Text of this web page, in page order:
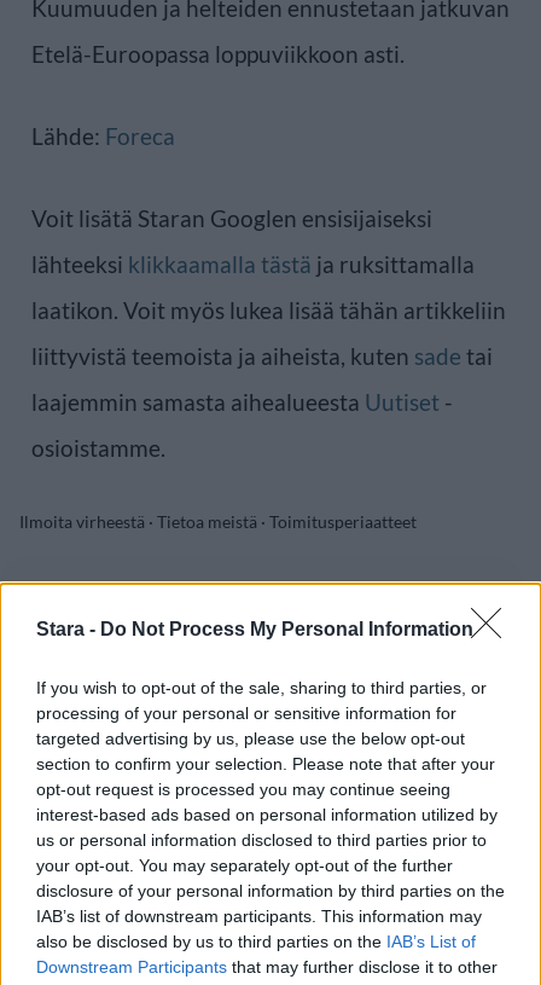
Stara - Do Not Process My Personal Information
If you wish to opt-out of the sale, sharing to third parties, or
processing of your personal or sensitive information for
targeted advertising by us, please use the below opt-out
section to confirm your selection. Please note that after your
opt-out request is processed you may continue seeing
interest-based ads based on personal information utilized by
us or personal information disclosed to third parties prior to
your opt-out. You may separately opt-out of the further
disclosure of your personal information by third parties on the
IAB’s list of downstream participants. This information may
also be disclosed by us to third parties on the IAB’s List of
Downstream Participants that may further disclose it to other
Kuumuuden ja helteiden ennustetaan jatkuvan
Etelä-Euroopassa loppuviikkoon asti.
Lähde: Foreca
Voit lisätä Staran Googlen ensisijaiseksi
lähteeksi klikkaamalla tästä ja ruksittamalla
laatikon. Voit myös lukea lisää tähän artikkeliin
liittyvistä teemoista ja aiheista, kuten sade tai
laajemmin samasta aihealueesta Uutiset -
osioistamme.
Ilmoita virheestä · Tietoa meistä · Toimitusperiaatteet